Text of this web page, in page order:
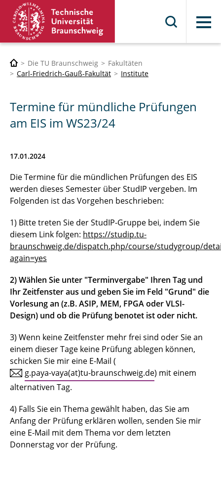
Menü
Die TU Braunschweig
Fakultäten
Carl-Friedrich-Gauß-Fakultät
Institute
Termine für mündliche Prüfungen
am EIS im WS23/24
17.01.2024
Die Termine für die mündlichen Prüfungen des EIS
werden dieses Semester über StudIP vergeben. Im
Folgenden ist das Vorgehen beschrieben:
1) Bitte treten Sie der StudIP-Gruppe bei, indem Sie
diesem Link folgen: https://studip.tu-
braunschweig.de/dispatch.php/course/studygroup/
again=yes
2) Wählen Sie unter "Terminvergabe" Ihren Tag und
Ihr Zeitfenster aus und geben Sie im Feld "Grund" die
Vorlesung an (z.B. ASIP, MEM, FPGA oder VLSI-
Design) und ob die Prüfung benotet ist oder nicht.
3) Wenn keine Zeitfenster mehr frei sind oder Sie an
einem dieser Tage keine Prüfung ablegen können,
schicken Sie mir eine E-Mail (
g.paya-vaya(at)tu-braunschweig.de) mit einem
alternativen Tag.
4) Falls Sie ein Thema gewählt haben, das Sie am
Anfang der Prüfung erklären wollen, senden Sie mir
eine E-Mail mit dem Thema vor dem letzten
Donnerstag vor der Prüfung.